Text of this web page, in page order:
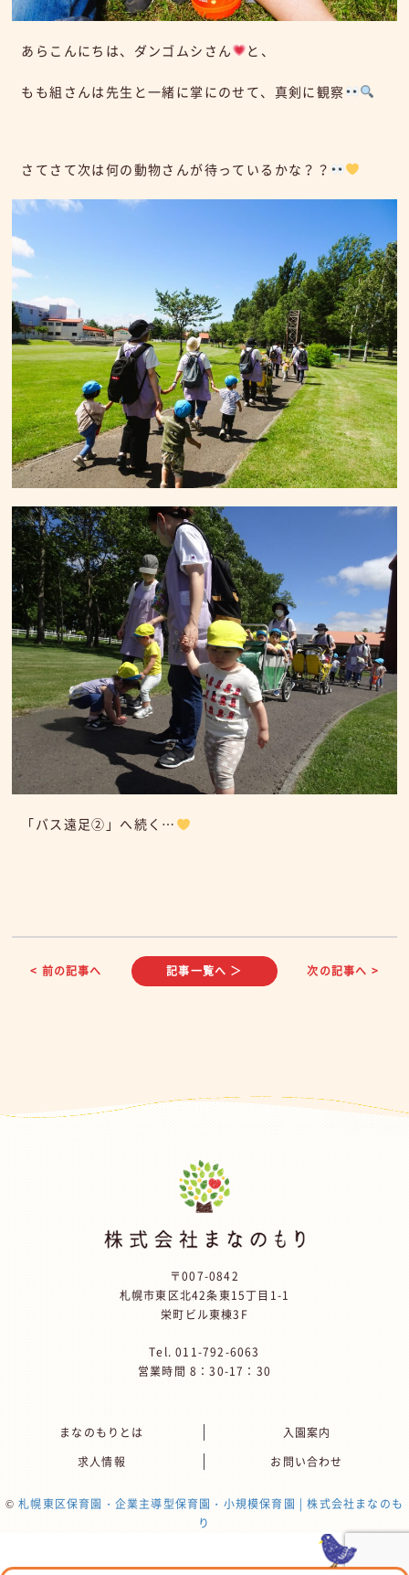
あらこんにちは、ダンゴムシさん と、
もも組さんは先生と一緒に掌にのせて、真剣に観察
さてさて次は何の動物さんが待っているかな？？
「バス遠足②」へ続く…
< 前の記事へ 記事一覧へ ＞ 次の記事へ >
〒007-0842
札幌市東区北42条東15丁目1-1
栄町ビル東棟3F
Tel.011-792-6063
営業時間 8：30-17：30
まなのもりとは
入園案内
求人情報
お問い合わせ
©札幌東区保育園・企業主導型保育園・小規模保育園 | 株式会社まなのも
り